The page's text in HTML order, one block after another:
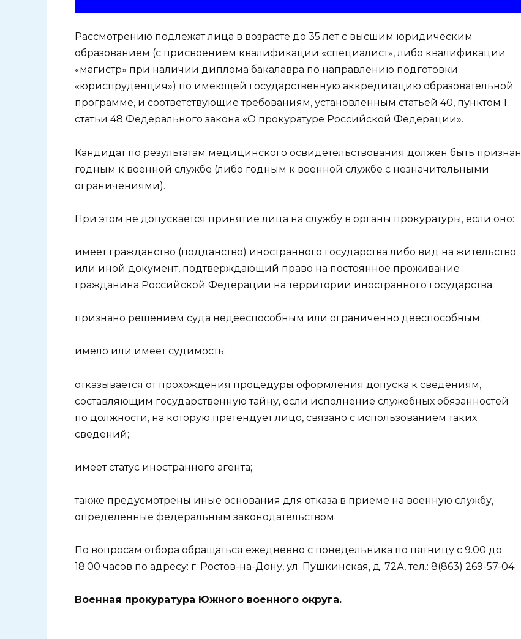
Рассмотрению подлежат лица в возрасте до 35 лет с высшим юридическим
образованием (с присвоением квалификации «специалист», либо квалификации
«магистр» при наличии диплома бакалавра по направлению подготовки
«юриспруденция») по имеющей государственную аккредитацию образовательной
программе, и соответствующие требованиям, установленным статьей 40, пунктом 1
статьи 48 Федерального закона «О прокуратуре Российской Федерации».
Кандидат по результатам медицинского освидетельствования должен быть признан
годным к военной службе (либо годным к военной службе с незначительными
ограничениями).
При этом не допускается принятие лица на службу в органы прокуратуры, если оно:
имеет гражданство (подданство) иностранного государства либо вид на жительство
или иной документ, подтверждающий право на постоянное проживание
гражданина Российской Федерации на территории иностранного государства;
признано решением суда недееспособным или ограниченно дееспособным;
имело или имеет судимость;
отказывается от прохождения процедуры оформления допуска к сведениям,
составляющим государственную тайну, если исполнение служебных обязанностей
по должности, на которую претендует лицо, связано с использованием таких
сведений;
имеет статус иностранного агента;
также предусмотрены иные основания для отказа в приеме на военную службу,
определенные федеральным законодательством.
По вопросам отбора обращаться ежедневно с понедельника по пятницу с 9.00 до
18.00 часов по адресу: г. Ростов-на-Дону, ул. Пушкинская, д. 72А, тел.: 8(863) 269-57-04.
Военная прокуратура Южного военного округа.